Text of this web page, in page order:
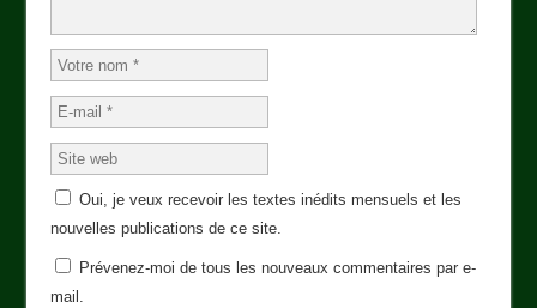
Oui, je veux recevoir les textes inédits mensuels et les
nouvelles publications de ce site.
Prévenez-moi de tous les nouveaux commentaires par e-
mail.